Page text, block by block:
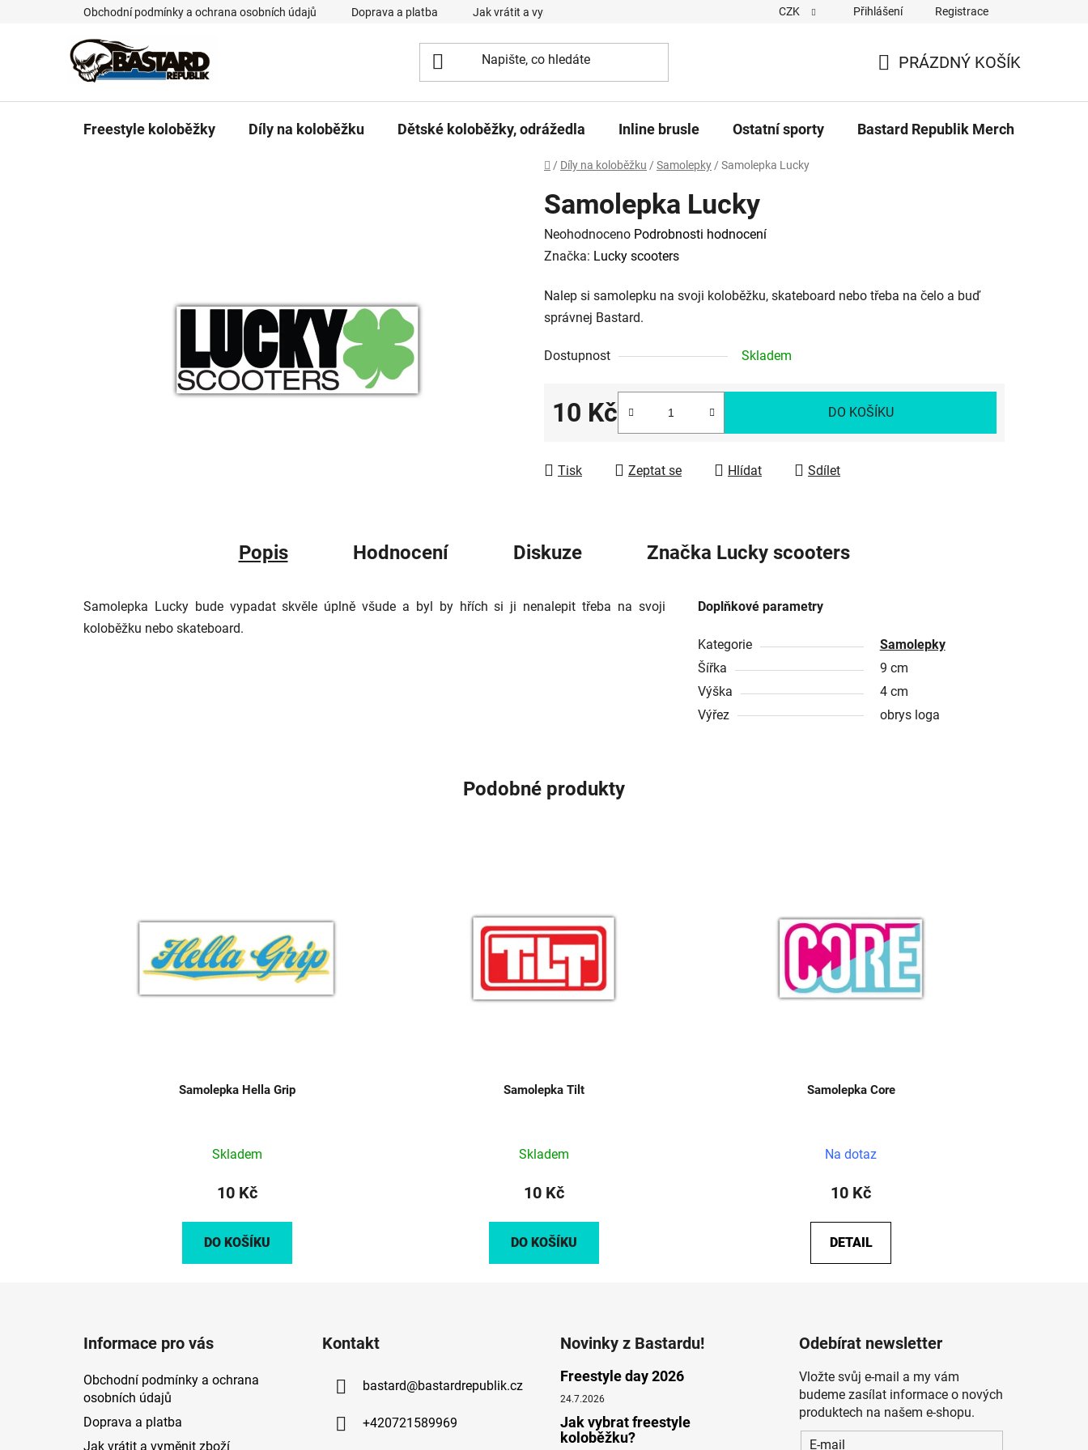
Obchodní podmínky a ochrana osobních údajů Doprava a platba Jak vrátit a vyměnit zboží Cookies Kontakty Napiště nám
CZK Přihlášení Registrace
KOŠÍK
PRÁZDNÝ KOŠÍK
Freestyle koloběžky Díly na koloběžku Dětské koloběžky, odrážedla Inline brusle Ostatní sporty Bastard Republik Merch
Domů
/ Díly na koloběžku / Samolepky / Samolepka Lucky
Samolepka Lucky
Průměrné
hodnocení
je
0,0
5
Neohodnoceno Podrobnosti hodnocení
Značka: Lucky scooters
Nalep si samolepku na svoji koloběžku, skateboard nebo třeba na čelo a buď
správnej Bastard.
Dostupnost Skladem
10 Kč
Měrná cena:
DO KOŠÍKU
Tisk Zeptat se Hlídat Sdílet
Popis Hodnocení Diskuze Značka Lucky scooters
Samolepka Lucky bude vypadat skvěle úplně všude a byl by hřích si ji nenalepit třeba na svoji
koloběžku nebo skateboard.
Doplňkové parametry
Kategorie
Samolepky
Šířka
9 cm
Výška
4 cm
Výřez
obrys loga
Podobné produkty
Samolepka Hella Grip
Skladem
10 Kč
DO KOŠÍKU
Samolepka Tilt
Skladem
10 Kč
DO KOŠÍKU
Samolepka Core
Na dotaz
10 Kč
DETAIL
Informace pro vás
Obchodní podmínky a ochrana
osobních údajů
Doprava a platba
Jak vrátit a vyměnit zboží
Kontakt
bastard@bastardrepublik.cz
+420721589969
Novinky z Bastardu!
Freestyle day 2026
24.7.2026
Jak vybrat freestyle
koloběžku?
Odebírat newsletter
Vložte svůj e-mail a my vám
budeme zasílat informace o nových
produktech na našem e-shopu.
E-mail